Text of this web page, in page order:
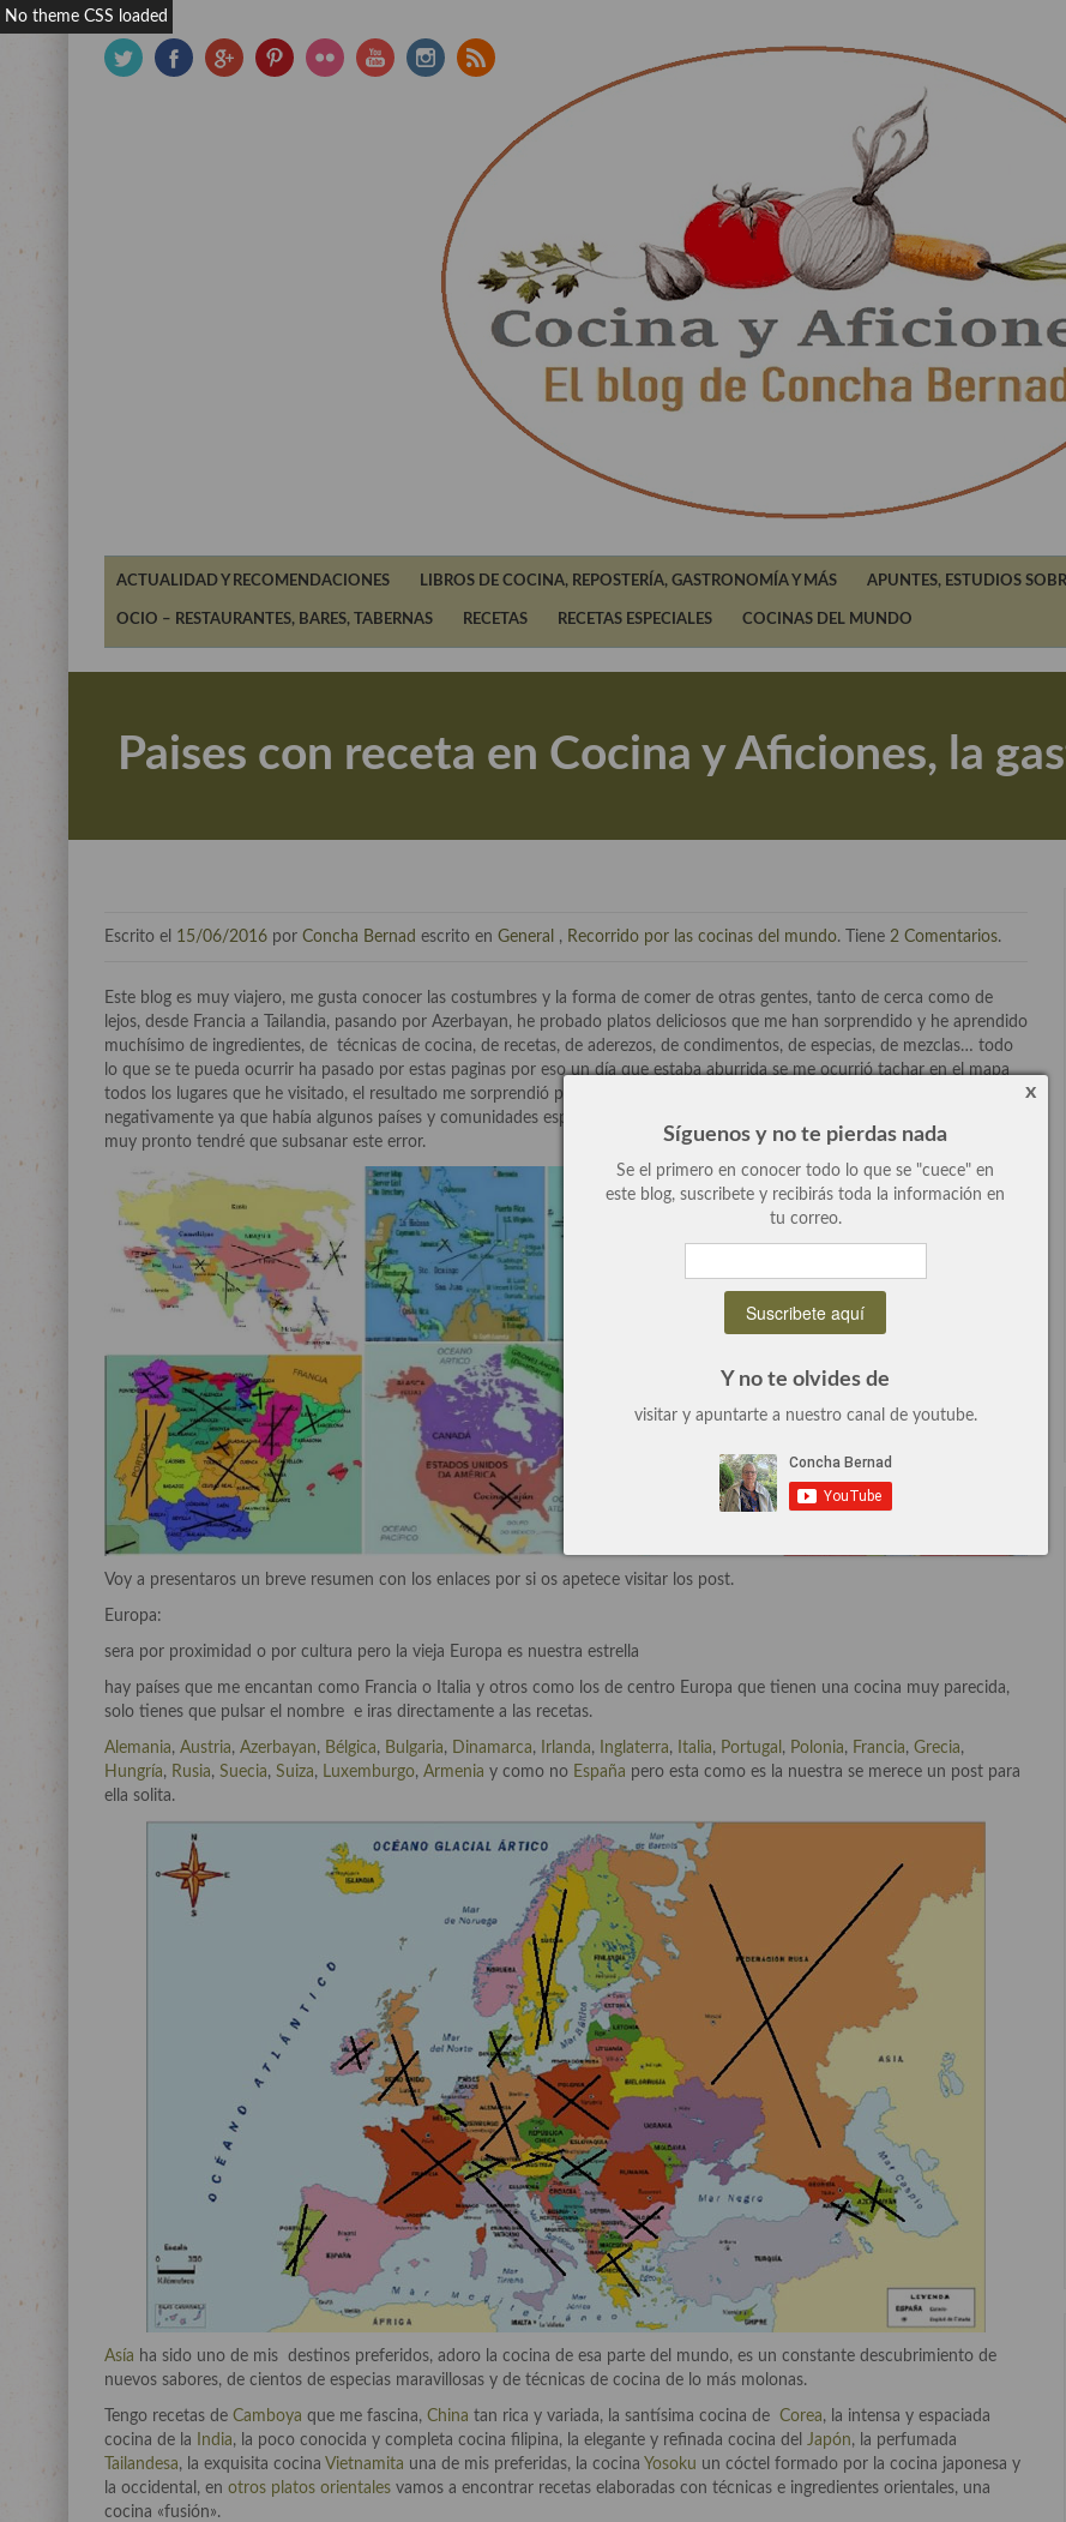
ACTUALIDAD Y RECOMENDACIONES LIBROS DE COCINA, REPOSTERÍA, GASTRONOMÍA Y MÁS APUNTES, ESTUDIOS
OCIO – RESTAURANTES, BARES, TABERNAS RECETAS RECETAS ESPECIALES COCINAS DEL MUNDO
Paises con receta en Cocina y Aficiones, la
Escrito el 15/06/2016 por Concha Bernad escrito en General , Recorrido por las cocinas del mundo. Tiene 2 Comentarios.
Este blog es muy viajero, me gusta conocer las costumbres y la forma de comer de otras gentes, tanto de cerca como de
lejos, desde Francia a Tailandia, pasando por Azerbayan, he probado platos deliciosos que me han sorprendido y he aprendido
muchísimo de ingredientes, de técnicas de cocina, de recetas, de aderezos, de condimentos, de especias, de mezclas… todo
lo que se te pueda ocurrir ha pasado por estas paginas por eso un día que estaba aburrida se me ocurrió tachar en el mapa
todos los lugares que he visitado, el resultado me sorprendió positivamente ya que eran mas países de los que imaginaba y
negativamente ya que había algunos países y comunidades españolas que no he contemplado y me resulta imperdonable y
muy pronto tendré que subsanar este error.
Voy a presentaros un breve resumen con los enlaces por si os apetece visitar los post.
Europa:
sera por proximidad o por cultura pero la vieja Europa es nuestra estrella
hay países que me encantan como Francia o Italia y otros como los de centro Europa que tienen una cocina muy parecida,
solo tienes que pulsar el nombre e iras directamente a las recetas.
Alemania, Austria, Azerbayan, Bélgica, Bulgaria, Dinamarca, Irlanda, Inglaterra, Italia, Portugal , Polonia, Francia, Grecia,
Hungría, Rusia, Suecia, Suiza, Luxemburgo, Armenia y como no España pero esta como es la nuestra se merece un post para
ella solita.
Asía ha sido uno de mis destinos preferidos, adoro la cocina de esa parte del mundo, es un constante descubrimiento de
nuevos sabores, de cientos de especias maravillosas y de técnicas de cocina de lo más molonas.
Tengo recetas de Camboya que me fascina, China tan rica y variada, la santísima cocina de Corea, la intensa y espaciada
cocina de la
India, la poco conocida y completa cocina filipina, la elegante y refinada cocina del Japón, la perfumada
Tailandesa, la exquisita cocina Vietnamita una de mis preferidas, la cocina Yosoku un cóctel formado por la cocina japonesa y
la occidental, en otros platos orientales vamos a encontrar recetas elaboradas con técnicas e ingredientes orientales, una
cocina «fusión».
x
Síguenos y no te pierdas nada
Se el primero en conocer todo lo que se "cuece" en
este blog, suscribete y recibirás toda la información en
tu correo.
Y no te olvides de
visitar y apuntarte a nuestro canal de youtube.
No theme CSS loaded